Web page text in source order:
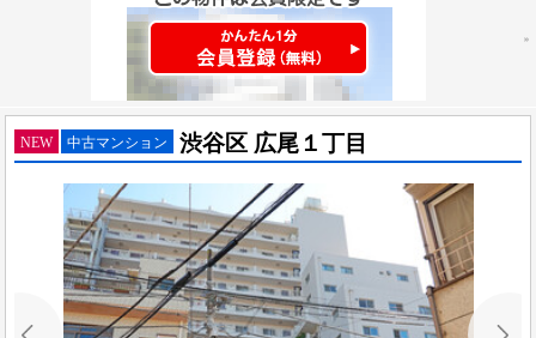
NEW 中古マンション 渋谷区 広尾１丁目